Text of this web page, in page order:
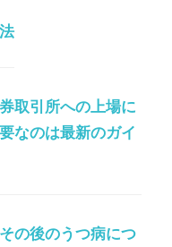
取引所への上場に
なのは最新のガイ
の後のうつ病につ